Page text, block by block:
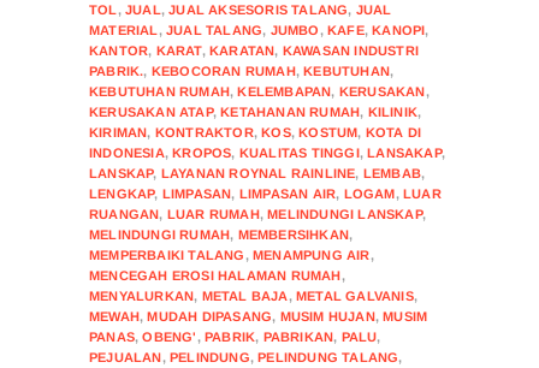
TOL ,JUAL,JUAL AKSESORIS TALANG, JUAL
MATERIAL ,JUAL TALANG, JUMBO ,KAFE,KANOPI,
KANTOR, KARAT,KARATAN, KAWASAN INDUSTRI
PABRIK., KEBOCORAN RUMAH,KEBUTUHAN,
KEBUTUHAN RUMAH,KELEMBAPAN, KERUSAKAN,
KERUSAKAN ATAP,KETAHANAN RUMAH, KILINIK,
KIRIMAN, KONTRAKTOR,KOS,KOSTUM, KOTA DI
INDONESIA,KROPOS, KUALITAS TINGGI,LANSAKAP,
LANSKAP, LAYANAN ROYNAL RAINLINE, LEMBAB,
LENGKAP, LIMPASAN, LIMPASAN AIR, LOGAM,LUAR
RUANGAN, LUAR RUMAH,MELINDUNGI LANSKAP,
MELINDUNGI RUMAH, MEMBERSIHKAN,
MEMPERBAIKI TALANG ,MENAMPUNG AIR,
MENCEGAH EROSI HALAMAN RUMAH,
MENYALURKAN, METAL BAJA,METAL GALVANIS,
MEWAH,MUDAH DIPASANG, MUSIM HUJAN,MUSIM
PANAS,OBENG' ,PABRIK, PABRIKAN, PALU,
PEJUALAN,PELINDUNG,PELINDUNG TALANG,